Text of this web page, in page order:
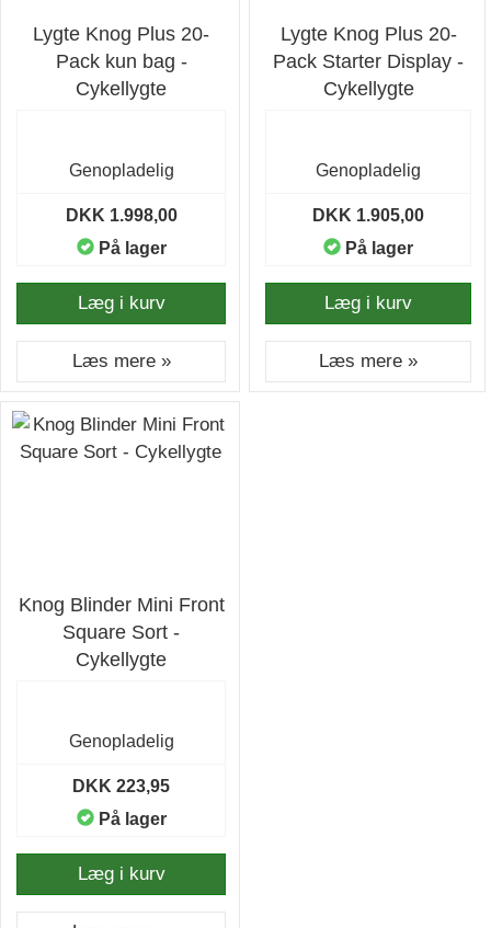
Lygte Knog Plus 20-
Pack kun bag -
Cykellygte
Genopladelig
DKK 1.998,00
På lager
Læg i kurv
Læs mere »
Lygte Knog Plus 20-
Pack Starter Display -
Cykellygte
Genopladelig
DKK 1.905,00
På lager
Læg i kurv
Læs mere »
Knog Blinder Mini Front
Square Sort -
Cykellygte
Genopladelig
DKK 223,95
På lager
Læg i kurv